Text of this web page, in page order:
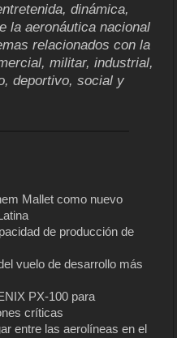
dinámica,
la aeronáutica nacional
relacionados con la
militar, industrial,
deportivo, social y
Mallet como nuevo
de producción de
vuelo de desarrollo más
PX-100 para
críticas
entre las aerolíneas en el